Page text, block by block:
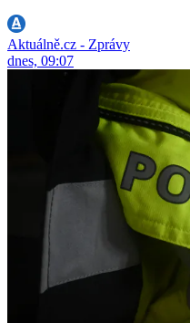
Aktuálně.cz - Zprávy
dnes, 09:07